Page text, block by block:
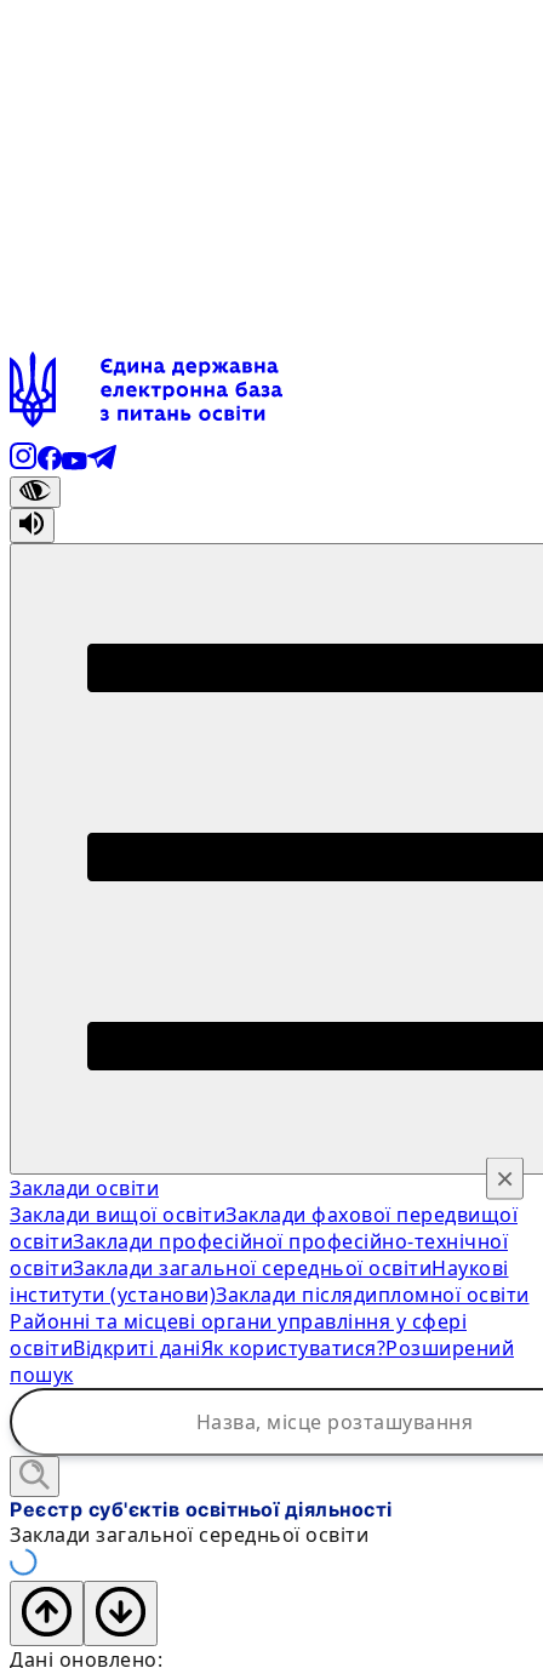
Заклади освіти
Заклади вищої освітиЗаклади фахової передвищої
освітиЗаклади професійної професійно-технічної
освітиЗаклади загальної середньої освітиНаукові
інститути (установи)Заклади післядипломної освіти
Районні та місцеві органи управління у сфері
освітиВідкриті даніЯк користуватися?Розширений
пошук
×
Реєстр суб'єктів освітньої діяльності
Заклади загальної середньої освіти
Дані оновлено: